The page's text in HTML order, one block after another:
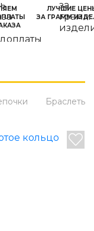
ЛУЧШИЕ
ЗА ГРАММ
Браслеты